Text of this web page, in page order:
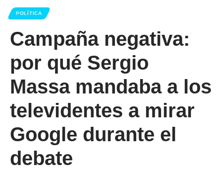
POLÍTICA
Campaña negativa:
por qué Sergio
Massa mandaba a los
televidentes a mirar
Google durante el
debate